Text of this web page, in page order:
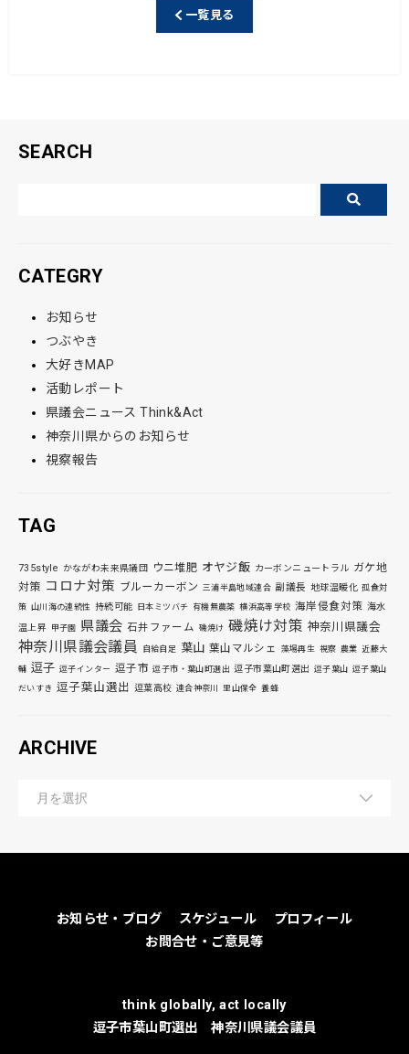
一覧見る
SEARCH
CATEGRY
お知らせ
つぶやき
大好きMAP
活動レポート
県議会ニュース Think&Act
神奈川県からのお知らせ
視察報告
TAG
735style かながわ未来県議団 ウニ堆肥 オヤジ飯 カーボンニュートラル ガケ地
対策 コロナ対策 ブルーカーボン 三浦半島地域連合 副議長 地球温暖化 孤食対
策 山川海の連続性 持続可能 日本ミツバチ 有機無農薬 横浜高等学校 海岸侵食対策 海水
温上昇 甲子園 県議会 石井ファーム 磯焼け 磯焼け対策 神奈川県議会
神奈川県議会議員 自給自足 葉山 葉山マルシェ 藻場再生 視察 農業 近藤大
輔 逗子 逗子インター 逗子市 逗子市・葉山町選出 逗子市葉山町選出 逗子葉山 逗子葉山
だいすき 逗子葉山選出 逗葉高校 連合神奈川 里山保全 養蜂
ARCHIVE
お知らせ・ブログ スケジュール
プロフィール
お問合せ・ご意見等
think globally, act locally
逗子市葉山町選出 神奈川県議会議員